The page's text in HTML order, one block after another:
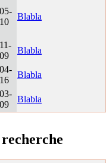
Blabla
Blabla
Blabla
Blabla